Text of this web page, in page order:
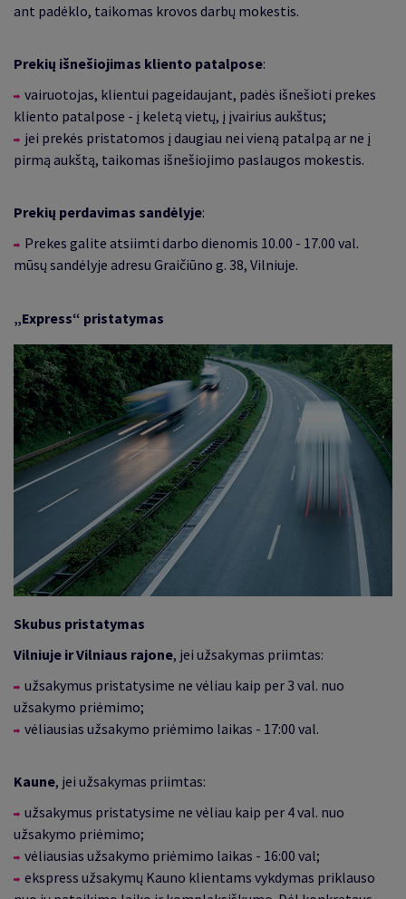
ant padėklo, taikomas krovos darbų mokestis.
Prekių išnešiojimas kliento patalpose:
vairuotojas, klientui pageidaujant, padės išnešioti prekes
kliento patalpose - į keletą vietų, į įvairius aukštus;
jei prekės pristatomos į daugiau nei vieną patalpą ar ne į
pirmą aukštą, taikomas išnešiojimo paslaugos mokestis.
Prekių perdavimas sandėlyje:
Prekes galite atsiimti darbo dienomis 10.00 - 17.00 val.
mūsų sandėlyje adresu Graičiūno g. 38, Vilniuje.
„Express“ pristatymas
Skubus pristatymas
Vilniuje ir Vilniaus rajone, jei užsakymas priimtas:
užsakymus pristatysime ne vėliau kaip per 3 val. nuo
užsakymo priėmimo;
vėliausias užsakymo priėmimo laikas - 17:00 val.
Kaune, jei užsakymas priimtas:
užsakymus pristatysime ne vėliau kaip per 4 val. nuo
užsakymo priėmimo;
vėliausias užsakymo priėmimo laikas - 16:00 val;
ekspress užsakymų Kauno klientams vykdymas priklauso